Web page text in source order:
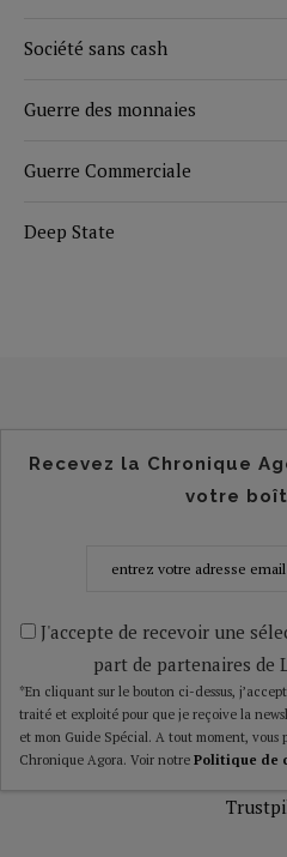
Société sans cash
Guerre des monnaies
Guerre Commerciale
Deep State
Recevez la Chronique
votre
J'accepte de recevoir une
part de partenaires de
*En cliquant sur le bouton ci-dessus,
traité et exploité pour que je reçoive la
et mon Guide Spécial. A tout moment, vous
Chronique Agora. Voir notre Politique de